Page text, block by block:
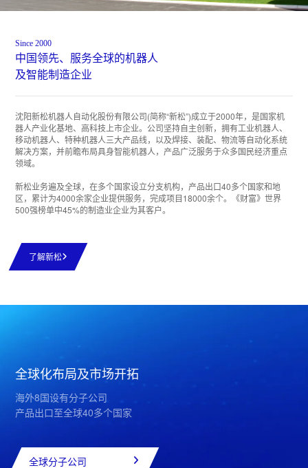
Since 2000
中国领先、服务全球的机器人
及智能制造企业
沈阳新松机器人自动化股份有限公司(简称“新松”)成立于2000年，是国家机
器人产业化基地、高科技上市企业。公司坚持自主创新，拥有工业机器人、
移动机器人、特种机器人三大产品线，以及焊接、装配、物流等自动化系统
解决方案，并前瞻布局具身智能机器人，产品广泛服务于众多国民经济重点
领域。
新松业务遍及全球，在多个国家设立分支机构，产品出口40多个国家和地
区，累计为4000余家企业提供服务，完成项目18000余个。《财富》世界
500强榜单中45%的制造业企业为其客户。
了解新松
全球化布局及市场开拓
海外8国设有分子公司
产品出口至全球40多个国家
全球分子公司